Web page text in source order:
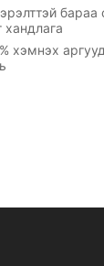
бараа
хандлага
хэмнэх